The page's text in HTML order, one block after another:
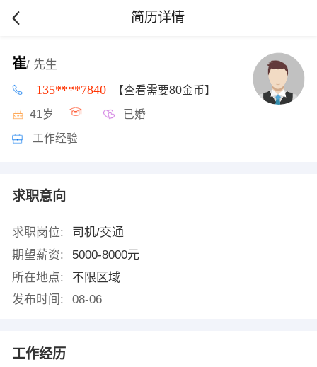
简历详情
崔/ 先生
135****7840 【查看需要80金币】
41岁 已婚
工作经验
求职意向
求职岗位:
司机/交通
期望薪资:
5000-8000元
所在地点:
不限区域
发布时间:
08-06
工作经历